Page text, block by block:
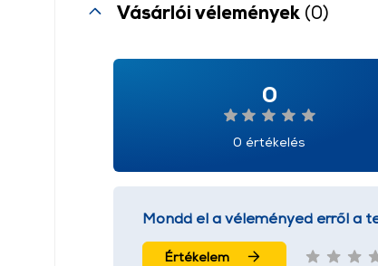
Vásárlói vélemények (0)
0
0 értékelés
Mondd el a véleményed erről a
Értékelem